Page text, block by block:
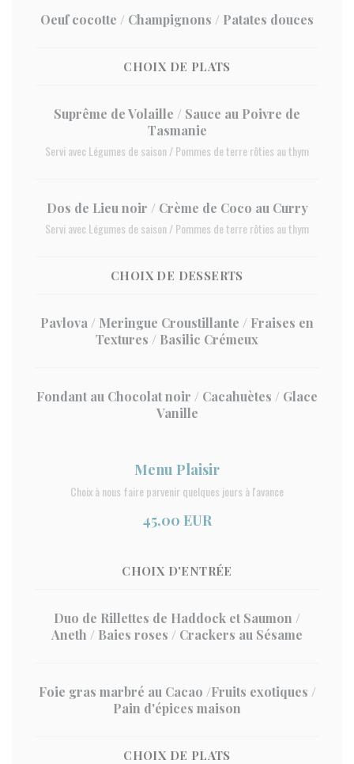
Oeuf cocotte / Champignons / Patates douces
CHOIX DE PLATS
Suprême de Volaille / Sauce au Poivre de
Tasmanie
Servi avec Légumes de saison / Pommes de terre rôties au thym
Dos de Lieu noir / Crème de Coco au Curry
Servi avec Légumes de saison / Pommes de terre rôties au thym
CHOIX DE DESSERTS
Pavlova / Meringue Croustillante / Fraises en
Textures / Basilic Crémeux
Fondant au Chocolat noir / Cacahuètes / Glace
Vanille
Menu Plaisir
Choix à nous faire parvenir quelques jours à l'avance
45,00 EUR
CHOIX D'ENTRÉE
Duo de Rillettes de Haddock et Saumon /
Aneth / Baies roses / Crackers au Sésame
Foie gras marbré au Cacao /Fruits exotiques /
Pain d'épices maison
CHOIX DE PLATS